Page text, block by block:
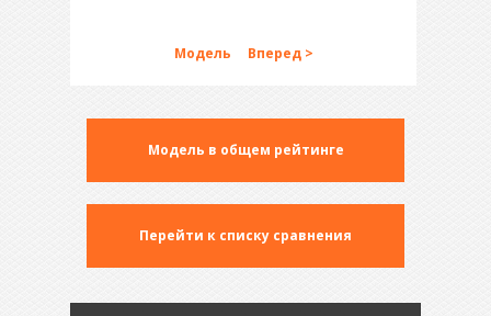
Модель Вперед >
Модель в общем рейтинге
Перейти к списку сравнения